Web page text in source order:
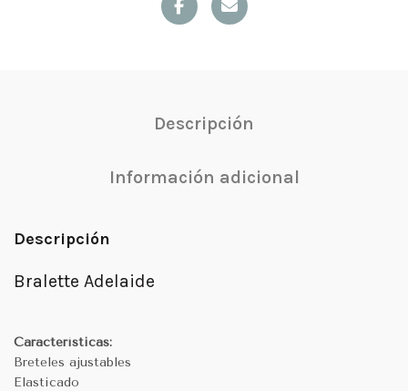
Descripción
Información adicional
Descripción
Bralette Adelaide
Características:
Breteles ajustables
Elasticado